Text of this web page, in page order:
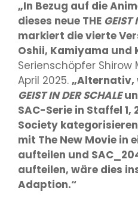
„In Bezug auf die
dieses neue THE GEIST
markiert die vierte
Oshii, Kamiyama und
Serienschöpfer
April 2025. „Alternativ,
GEIST IN DER SCHALE
SAC-Serie in Staffel 1,
Society
mit The New Movie in
aufteilen und
aufteilen, wäre dies
Adaption.“